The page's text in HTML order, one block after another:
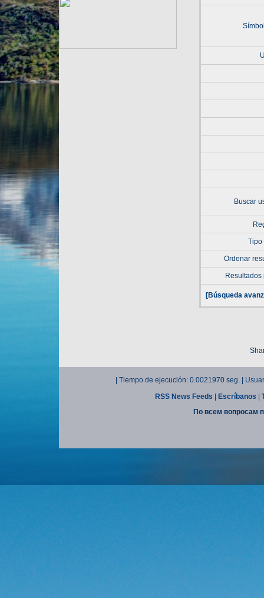
Buscar
Tipo
Ordenar
[Búsqueda
| Tiempo de ejecución: 0.0021970 seg. |
RSS News Feeds
Escríbanos
По всем вопросам